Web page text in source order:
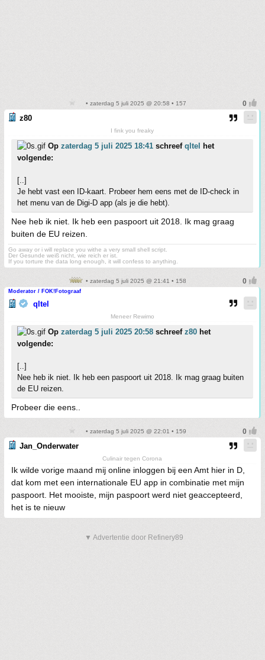
• zaterdag 5 juli 2025 @ 20:58 • 157
z80
I fink you freaky
Op zaterdag 5 juli 2025 18:41 schreef qltel
het
volgende:
[..]
Je hebt vast een ID-kaart. Probeer hem eens met de ID-check in
het menu van de Digi-D app (als je die hebt).
Nee heb ik niet. Ik heb een paspoort uit 2018. Ik mag graag
buiten de EU reizen.
Go away or i will replace you withe a very small shell script.
Der Gesunde weiß nicht, wie reich er ist.
If you torture the data long enough, it will confess to anything.
• zaterdag 5 juli 2025 @ 21:41 • 158
Moderator / FOK!Fotograaf
qltel
Meneer Rewimo
Op zaterdag 5 juli 2025 20:58 schreef z80 het
volgende:
[..]
Nee heb ik niet. Ik heb een paspoort uit 2018. Ik mag graag buiten
de EU reizen.
Probeer die eens..
• zaterdag 5 juli 2025 @ 22:01 • 159
Jan_Onderwater
Culinair tegen Corona
Ik wilde vorige maand mij online inloggen bij een Amt hier in D,
dat kom met een internationale EU app in combinatie met mijn
paspoort. Het mooiste, mijn paspoort werd niet geaccepteerd,
het is te nieuw
▼ Advertentie door Refinery89